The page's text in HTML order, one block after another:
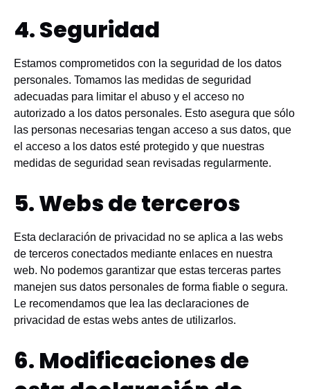
4. Seguridad
Estamos comprometidos con la seguridad de los datos
personales. Tomamos las medidas de seguridad
adecuadas para limitar el abuso y el acceso no
autorizado a los datos personales. Esto asegura que sólo
las personas necesarias tengan acceso a sus datos, que
el acceso a los datos esté protegido y que nuestras
medidas de seguridad sean revisadas regularmente.
5. Webs de terceros
Esta declaración de privacidad no se aplica a las webs
de terceros conectados mediante enlaces en nuestra
web. No podemos garantizar que estas terceras partes
manejen sus datos personales de forma fiable o segura.
Le recomendamos que lea las declaraciones de
privacidad de estas webs antes de utilizarlos.
6. Modificaciones de